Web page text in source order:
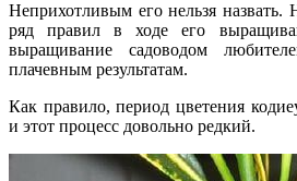
Неприхотливым его нельзя назвать.
ряд правил в ходе его
выращивание садоводом
плачевным результатам.
Как правило, период цветения
и этот процесс довольно редкий.